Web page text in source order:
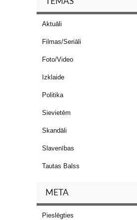
Aktuāli
Filmas/Seriāli
Foto/Video
Izklaide
Politika
Sievietēm
Skandāli
Slavenības
Tautas Balss
META
Pieslēgties